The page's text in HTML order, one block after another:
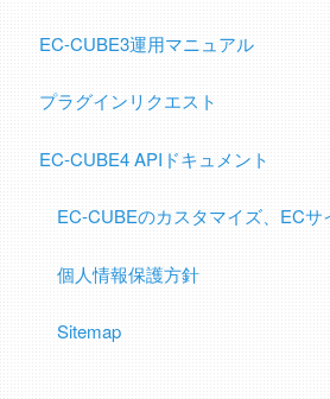
EC-CUBE3運用マニュアル
プラグインリクエスト
EC-CUBE4 APIドキュメント
EC-CUBEのカスタマイズ、ECサ
個人情報保護方針
Sitemap